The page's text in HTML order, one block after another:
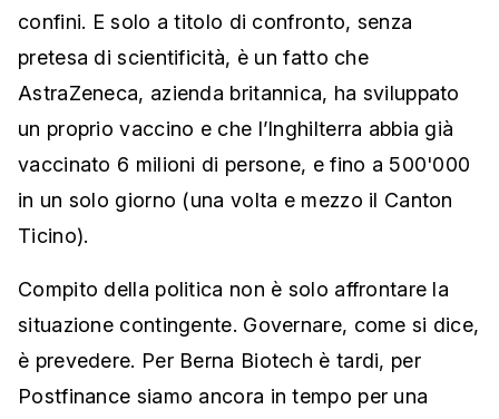
confini. E solo a titolo di confronto, senza
pretesa di scientificità, è un fatto che
AstraZeneca, azienda britannica, ha sviluppato
un proprio vaccino e che l’Inghilterra abbia già
vaccinato 6 milioni di persone, e fino a 500'000
in un solo giorno (una volta e mezzo il Canton
Ticino).
Compito della politica non è solo affrontare la
situazione contingente. Governare, come si dice,
è prevedere. Per Berna Biotech è tardi, per
Postfinance siamo ancora in tempo per una